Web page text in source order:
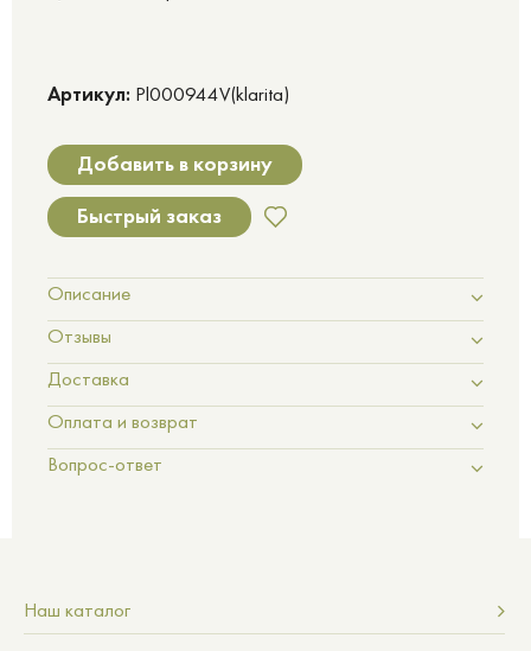
Артикул: Pl000944V(klarita)
Добавить в корзину
Быстрый заказ
Описание
Отзывы
Доставка
Оплата и возврат
Вопрос-ответ
Наш каталог